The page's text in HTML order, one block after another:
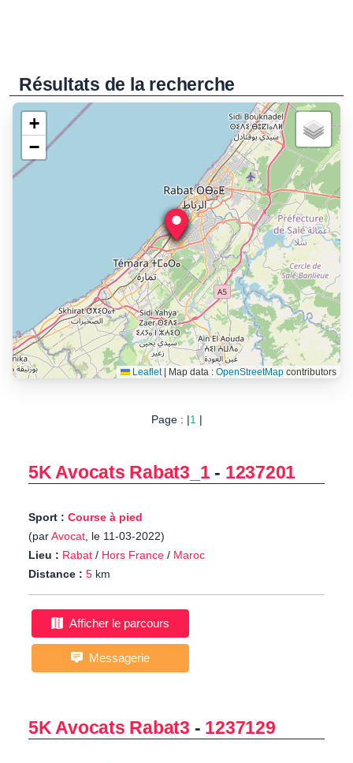
Résultats de la recherche
+
−
Leaflet Map data : OpenStreetMapcontributors
Page : |1|
5K Avocats Rabat3_1- 1237201
Sport : Course à pied
(parAvocat, le 11-03-2022)
Lieu : Rabat / Hors France / Maroc
Distance : 5 km
Afficher le parcours
Messagerie
5K Avocats Rabat3 - 1237129